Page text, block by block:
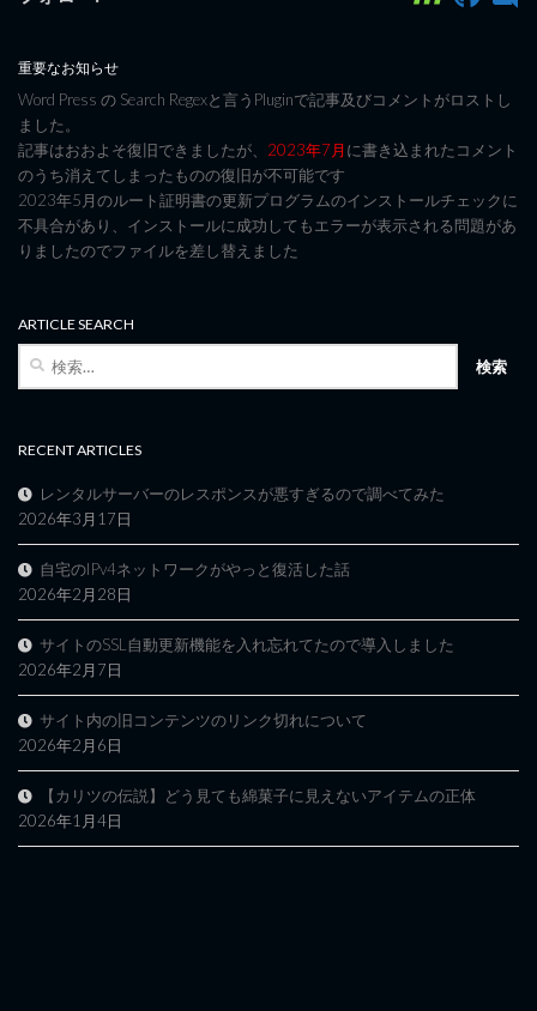
重要なお知らせ
Word Press の Search Regexと言うPluginで記事及びコメントがロストし
ました。
記事はおおよそ復旧できましたが、 2023年7月に書き込まれたコメント
のうち消えてしまったものの復旧が不可能です
2023年5月のルート証明書の更新プログラムのインストールチェックに
不具合があり、インストールに成功してもエラーが表示される問題があ
りましたのでファイルを差し替えました
ARTICLE SEARCH
RECENT ARTICLES
レンタルサーバーのレスポンスが悪すぎるので調べてみた
2026年3月17日
自宅のIPv4ネットワークがやっと復活した話
2026年2月28日
サイトのSSL自動更新機能を入れ忘れてたので導入しました
2026年2月7日
サイト内の旧コンテンツのリンク切れについて
2026年2月6日
【カリツの伝説】どう見ても綿菓子に見えないアイテムの正体
2026年1月4日